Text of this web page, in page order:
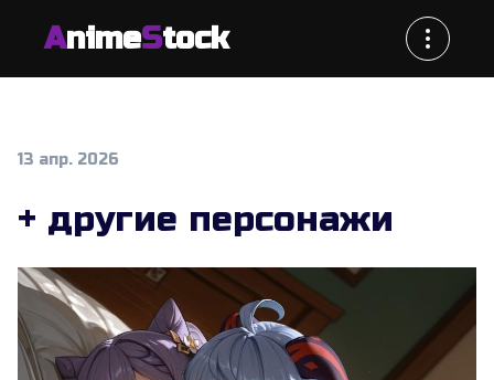
AnimeStock
13 апр. 2026
+ другие персонажи